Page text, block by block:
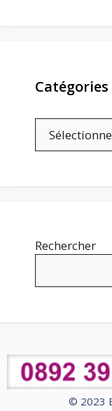
Catégories
Rechercher
© 2023